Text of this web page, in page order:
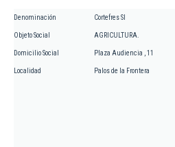
Denominación Cortefres Sl
Objeto Social AGRICULTURA.
Domicilio Social Plaza Audiencia , 11
Localidad Palos de la Frontera